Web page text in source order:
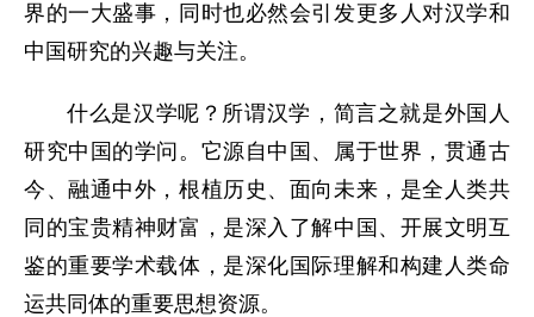
界的一大盛事，同时也必然会引发更多人对汉学和
中国研究的兴趣与关注。
什么是汉学呢？所谓汉学，简言之就是外国人
研究中国的学问。它源自中国、属于世界，贯通古
今、融通中外，根植历史、面向未来，是全人类共
同的宝贵精神财富，是深入了解中国、开展文明互
鉴的重要学术载体，是深化国际理解和构建人类命
运共同体的重要思想资源。